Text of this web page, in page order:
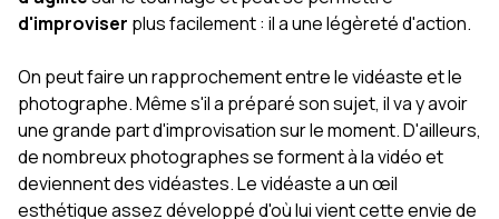
d'improviser plus facilement : il a une légèreté d'action.
On peut faire un rapprochement entre le vidéaste et le
photographe. Même s'il a préparé son sujet, il va y avoir
une grande part d'improvisation sur le moment. D'ailleurs,
de nombreux photographes se forment à la vidéo et
deviennent des vidéastes. Le vidéaste a un œil
esthétique assez développé d'où lui vient cette envie de